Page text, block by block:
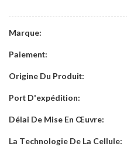
Marque:
Paiement:
Origine Du Produit:
Port D'expédition:
Délai De Mise En Œuvre:
La Technologie De La Cellule: